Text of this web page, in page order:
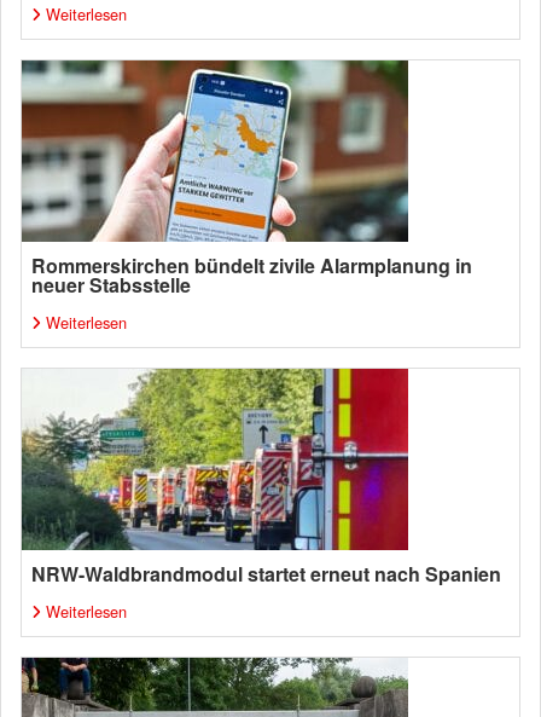
Weiterlesen
Rommerskirchen bündelt zivile Alarmplanung in
neuer Stabsstelle
Weiterlesen
NRW-Waldbrandmodul startet erneut nach Spanien
Weiterlesen